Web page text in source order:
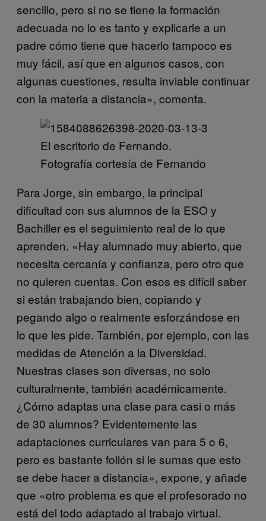
sencillo, pero si no se tiene la formación
adecuada no lo es tanto y explicarle a un
padre cómo tiene que hacerlo tampoco es
muy fácil, así que en algunos casos, con
algunas cuestiones, resulta inviable continuar
con la materia a distancia», comenta.
El escritorio de Fernando.
Fotografía cortesía de Fernando
Para Jorge, sin embargo, la principal
dificultad con sus alumnos de la ESO y
Bachiller es el seguimiento real de lo que
aprenden. «Hay alumnado muy abierto, que
necesita cercanía y confianza, pero otro que
no quieren cuentas. Con esos es difícil saber
si están trabajando bien, copiando y
pegando algo o realmente esforzándose en
lo que les pide. También, por ejemplo, con las
medidas de Atención a la Diversidad.
Nuestras clases son diversas, no solo
culturalmente, también académicamente.
¿Cómo adaptas una clase para casi o más
de 30 alumnos? Evidentemente las
adaptaciones curriculares van para 5 o 6,
pero es bastante follón si le sumas que esto
se debe hacer a distancia», expone, y añade
que «otro problema es que el profesorado no
está del todo adaptado al trabajo virtual.